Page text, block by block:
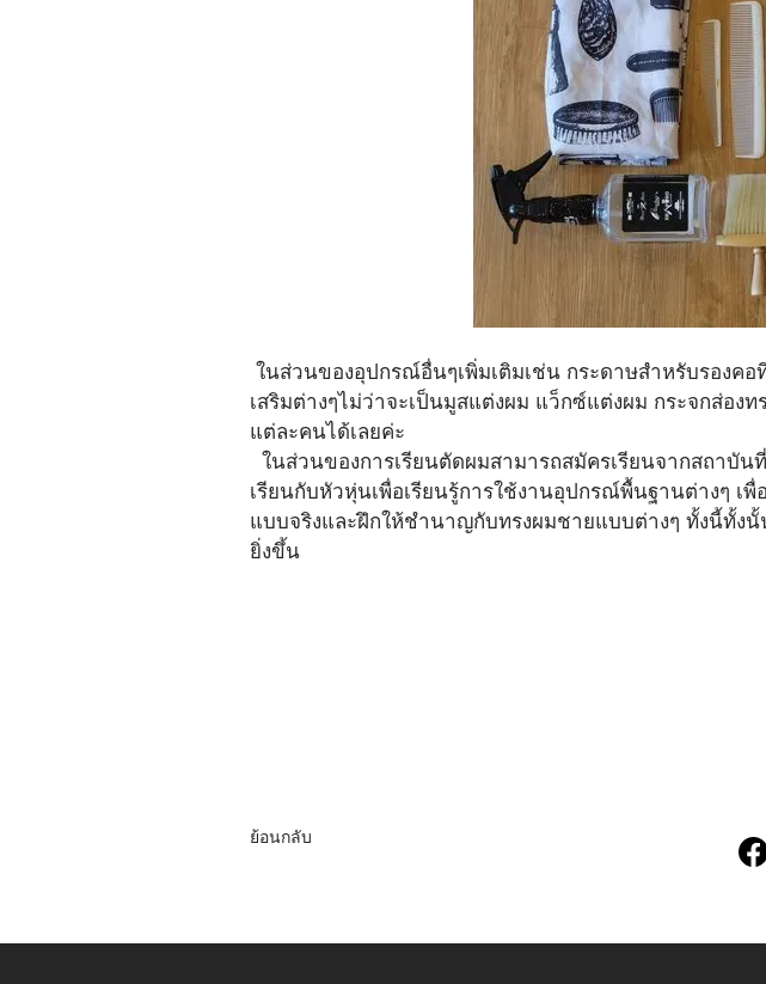
เสริมต่างๆไม่ว่าจะเป็นมูสแต่งผม แว็กซ์แต่งผม กระจกส่อ
แต่ละคนได้เลยค่ะ
ในส่วนของการเรียนตัดผมสามารถสมัครเรียนจากสถาบั
เรียนกับหัวหุ่นเพื่อเรียนรู้การใช้งานอุปกรณ์พื้นฐานต่างๆ
แบบจริงและฝึกให้ชำนาญกับทรงผมชายแบบต่างๆ ทั้งนี้ทั้ง
ยิ่งขึ้น
ย้อนกลับ